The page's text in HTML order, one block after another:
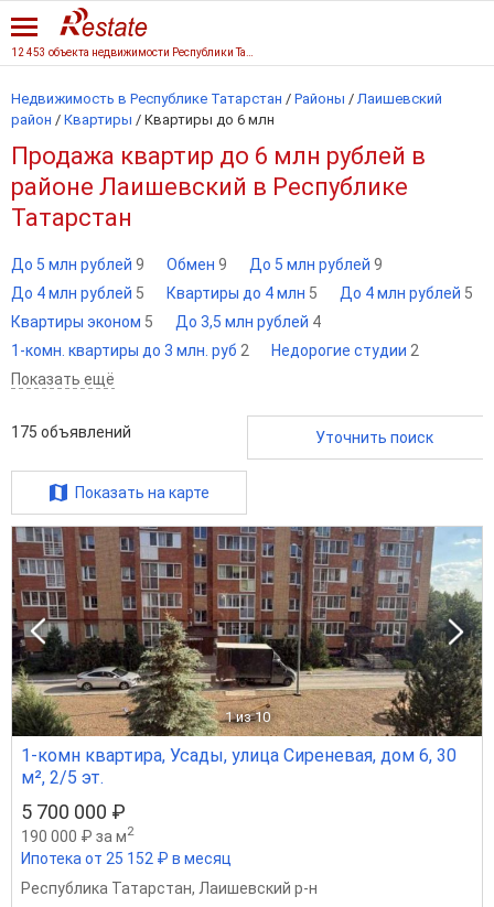
Недвижимость в Республике Татарстан / Районы / Лаишевский
район / Квартиры / Квартиры до 6 млн
Продажа квартир до 6 млн рублей в
районе Лаишевский в Республике
Татарстан
До 5 млн рублей 9 Обмен 9 До 5 млн рублей 9
До 4 млн рублей 5 Квартиры до 4 млн 5 До 4 млн рублей 5
Квартиры эконом 5 До 3,5 млн рублей 4
1-комн. квартиры до 3 млн. руб 2 Недорогие студии 2
Показать ещё
175 объявлений Уточнить поиск
Показать на карте
1 из 10
1-комн квартира, Усады, улица Сиреневая, дом 6, 30
м², 2/5 эт.
5 700 000 ₽
190 000 ₽ за м2
Ипотека от 25 152 ₽ в месяц
Республика Татарстан, Лаишевский р-н